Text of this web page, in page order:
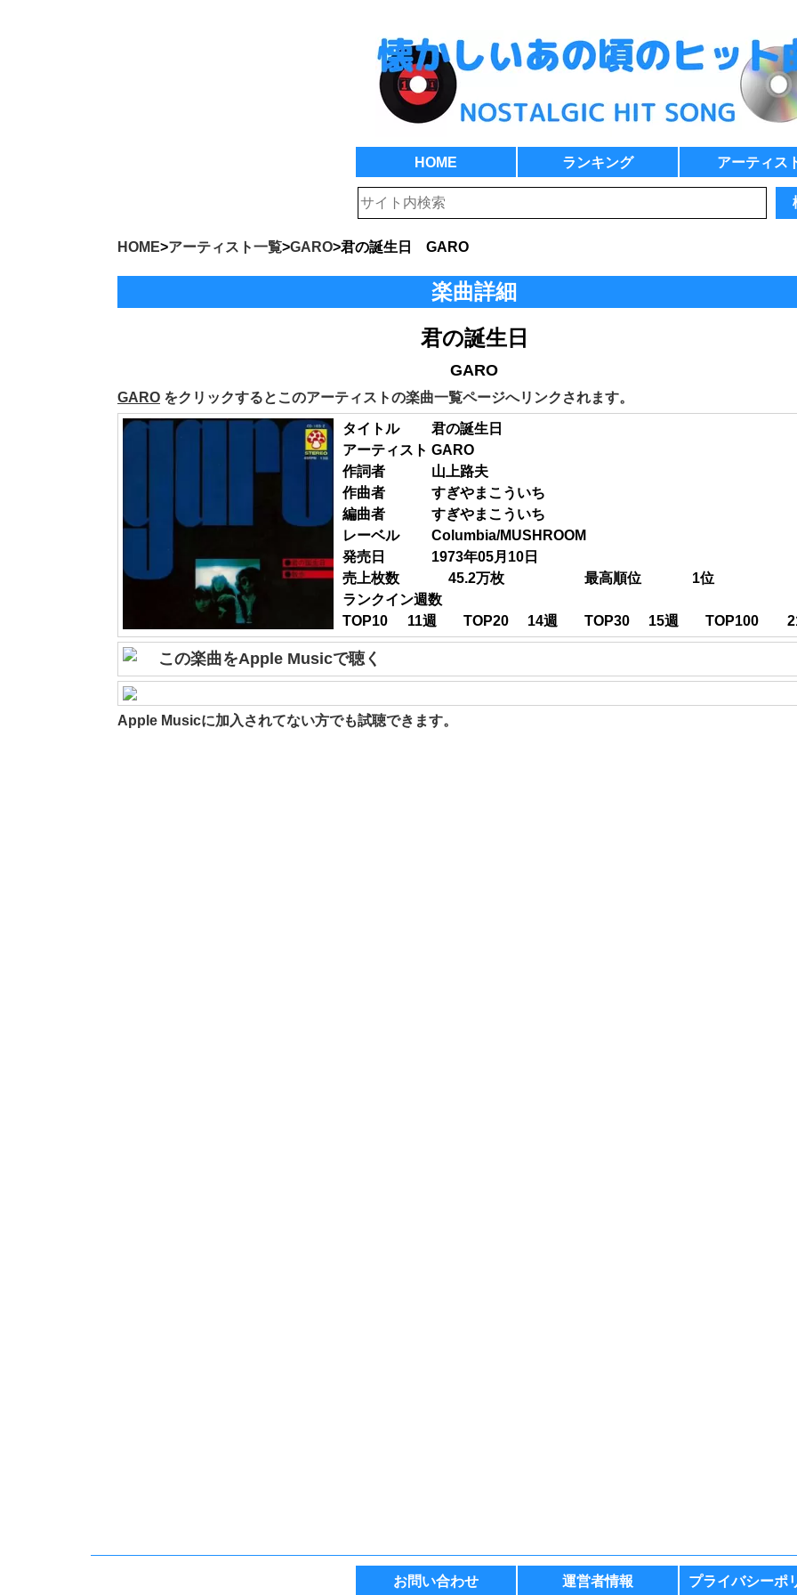
HOME ランキング アーティス
HOME>アーティスト一覧>GARO>君の誕生日 GARO
楽曲詳細
君の誕生日
GARO
GARO をクリックするとこのアーティストの楽曲一覧ページへリンクされます。
タイトル
君の誕生日
アーティスト GARO
作詞者
山上路夫
作曲者
すぎやまこういち
編曲者
すぎやまこういち
レーベル
Columbia/MUSHROOM
発売日
1973年05月10日
売上枚数
45.2万枚 最高順位 1位
ランクイン週数
TOP10
11週 TOP20 14週 TOP30 15週 TOP100
この楽曲をApple Musicで聴く
Apple Musicに加入されてない方でも試聴できます。
お問い合わせ 運営者情報 プライバシーポ